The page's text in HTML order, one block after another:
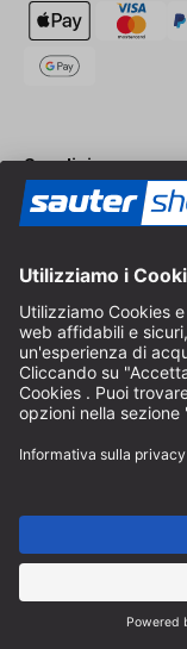
Spedizione
Contatto
Consulenza
+49 (0) 8152
Linea di assistenza
Orari telefonici dal
08:30 - 12:30 &